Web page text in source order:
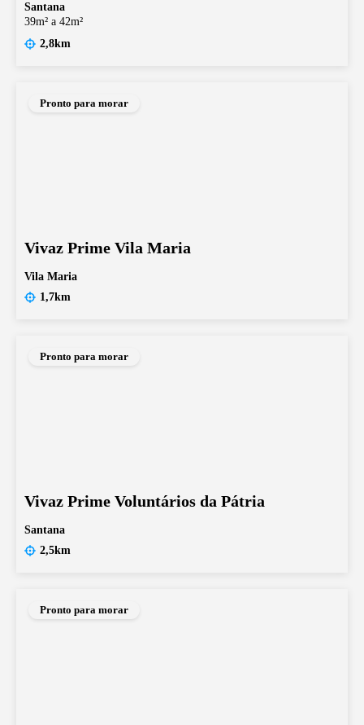
Santana
39m² a 42m²
2,8km
Pronto para morar
Vivaz Prime Vila Maria
Vila Maria
1,7km
Pronto para morar
Vivaz Prime Voluntários da Pátria
Santana
2,5km
Pronto para morar